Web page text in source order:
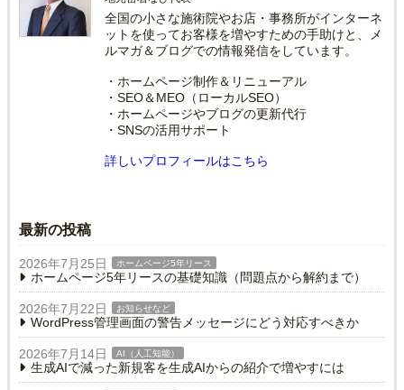
全国の小さな施術院やお店・事務所がインターネ
ットを使ってお客様を増やすための手助けと、メ
ルマガ＆ブログでの情報発信をしています。
・ホームページ制作＆リニューアル
・SEO＆MEO（ローカルSEO）
・ホームページやブログの更新代行
・SNSの活用サポート
詳しいプロフィールはこちら
最新の投稿
2026年7月25日 ホームページ5年リース
ホームページ5年リースの基礎知識（問題点から解約まで）
2026年7月22日 お知らせなど
WordPress管理画面の警告メッセージにどう対応すべきか
2026年7月14日 AI（人工知能）
生成AIで減った新規客を生成AIからの紹介で増やすには